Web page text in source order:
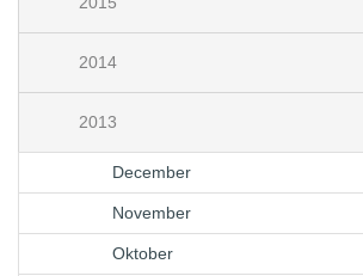
2014
2013
December
November
Oktober